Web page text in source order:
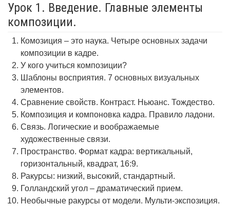
Урок 1. Введение. Главные элементы
композиции.
Комозиция – это наука. Четыре основных задачи
композиции в кадре.
У кого учиться композиции?
Шаблоны восприятия. 7 основных визуальных
элементов.
Сравнение свойств. Контраст. Ньюанс. Тождество.
Композиция и компоновка кадра. Правило ладони.
Связь. Логические и воображаемые
художественные связи.
Пространство. Формат кадра: вертикальный,
горизонтальный, квадрат, 16:9.
Ракурсы: низкий, высокий, стандартный.
Голландский угол – драматический прием.
Необычные ракурсы от модели. Мульти-экспозиция.